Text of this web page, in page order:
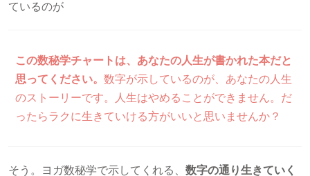
ているのが
この数秘学チャートは、あなたの人生が書かれた本だと
思ってください。 数字が示しているのが、あなたの人生
のストーリーです。人生はやめることができません。だ
ったらラクに生きていける方がいいと思いませんか？
そう。ヨガ数秘学で示してくれる、 数字の通り生きていく